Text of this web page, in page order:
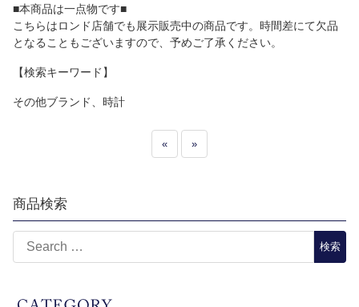
■本商品は一点物です■
こちらはロンド店舗でも展示販売中の商品です。時間差にて欠品
となることもございますので、予めご了承ください。
【検索キーワード】
その他ブランド、時計
« »
商品検索